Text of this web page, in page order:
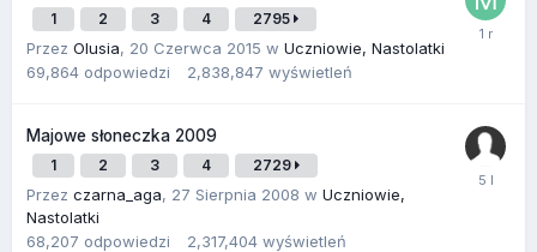
1 2 3 4 2795
Przez Olusia, 20 Czerwca 2015 w Uczniowie, Nastolatki
69,864 odpowiedzi 2,838,847 wyświetleń
Majowe słoneczka 2009
1 2 3 4 2729
Przez czarna_aga, 27 Sierpnia 2008 w Uczniowie,
Nastolatki
68,207 odpowiedzi 2,317,404 wyświetleń